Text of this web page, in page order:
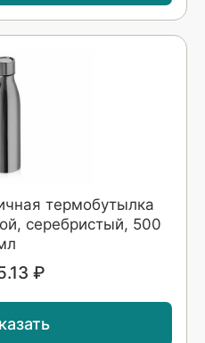
термобутылка
серебристый, 500
₽